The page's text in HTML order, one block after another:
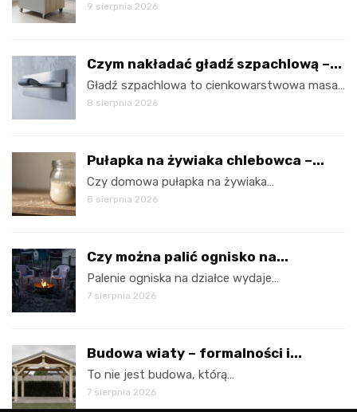
9 sierpnia 2026
Czym nakładać gładź szpachlową –...
Gładź szpachlowa to cienkowarstwowa masa…
8 sierpnia 2026
Pułapka na żywiaka chlebowca –...
Czy domowa pułapka na żywiaka…
8 sierpnia 2026
Czy można palić ognisko na...
Palenie ogniska na działce wydaje…
7 sierpnia 2026
Budowa wiaty – formalności i...
To nie jest budowa, którą…
7 sierpnia 2026